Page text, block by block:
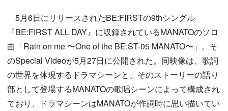
5月6日にリリースされたBE:FIRSTの9thシングル
『BE:FIRST ALL DAY』に収録されているMANATOのソロ
曲「Rain on me 〜One of the BE:ST-05 MANATO〜」。そ
のSpecial Videoが5月27日に公開された。同映像は、歌詞
の世界を体現するドラマシーンと、そのストーリーの語り
部として登場するMANATOの歌唱シーンによって構成され
ており、ドラマシーンはMANATOが作詞時に思い描いてい